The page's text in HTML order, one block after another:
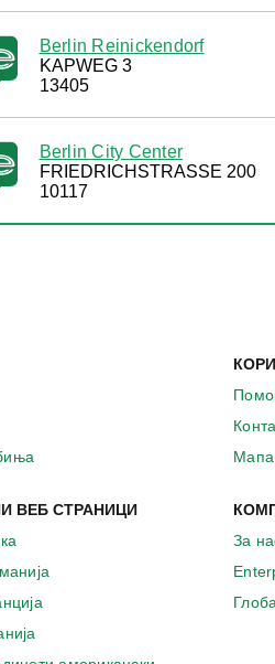
Berlin Reinickendorf
KAPWEG 3
13405
Berlin City Center
FRIEDRICHSTRASSE 200
10117
ВЕБ СТРАНИЦИ
Мапа
За